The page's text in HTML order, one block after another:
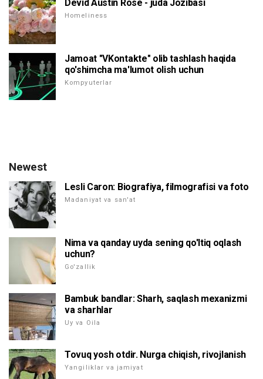
Devid Austin Rose - juda Jozibasi
Homeliness
Jamoat "VKontakte" olib tashlash haqida
qo'shimcha ma'lumot olish uchun
Kompyuterlar
Newest
Lesli Caron: Biografiya, filmografisi va foto
Madaniyat va san'at
Nima va qanday uyda sening qo'ltiq oqlash
uchun?
Go'zallik
Bambuk bandlar: Sharh, saqlash mexanizmi
va sharhlar
Uy va Oila
Tovuq yosh otdir. Nurga chiqish, rivojlanish
Yangiliklar va jamiyat